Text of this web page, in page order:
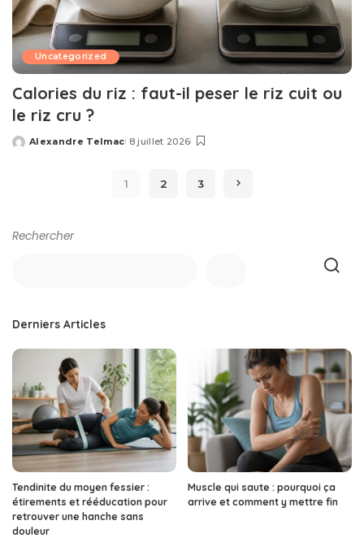
Uncategorized
Calories du riz : faut-il peser le riz cuit ou
le riz cru ?
Posted
Alexandre Telmac 8 juillet 2026
1 2 3
Rechercher
Derniers Articles
Tendinite du moyen fessier :
étirements et rééducation pour
retrouver une hanche sans
douleur
Muscle qui saute : pourquoi ça
arrive et comment y mettre fin